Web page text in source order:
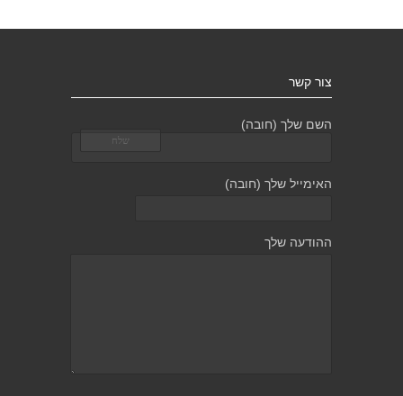
צור קשר
השם שלך (חובה)
האימייל שלך (חובה)
ההודעה שלך